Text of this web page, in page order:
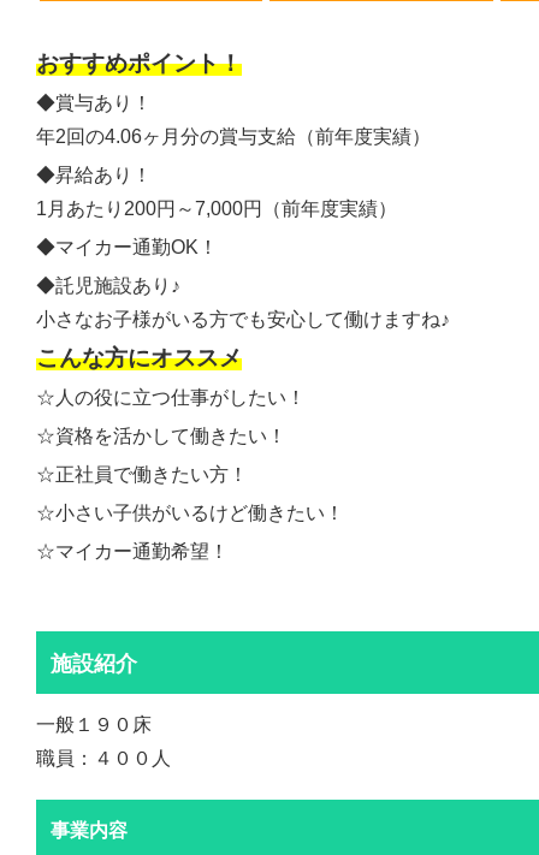
おすすめポイント！
◆賞与あり！
年2回の4.06ヶ月分の賞与支給（前年度実績）
◆昇給あり！
1月あたり200円～7,000円（前年度実績）
◆マイカー通勤OK！
◆託児施設あり♪
小さなお子様がいる方でも安心して働けますね♪
こんな方にオススメ
☆人の役に立つ仕事がしたい！
☆資格を活かして働きたい！
☆正社員で働きたい方！
☆小さい子供がいるけど働きたい！
☆マイカー通勤希望！
施設紹介
一般１９０床
職員：４００人
事業内容